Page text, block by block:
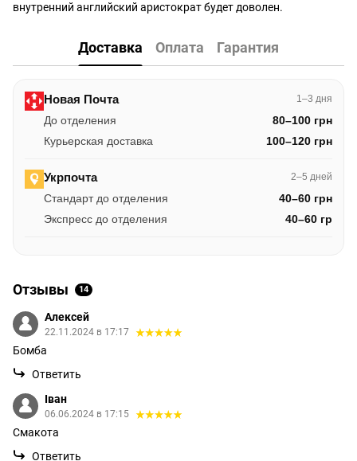
внутренний английский аристократ будет доволен.
Доставка Оплата Гарантия
Новая Почта 1–3 дня
До отделения
80–100 грн
Курьерская доставка
100–120 грн
Укрпочта 2–5 дней
Стандарт до отделения
40–60 грн
Экспресс до отделения
40–60 гр
Отзывы 14
Алексей
22.11.2024 в 17:17
Бомба
Ответить
Іван
06.06.2024 в 17:15
Смакота
Ответить